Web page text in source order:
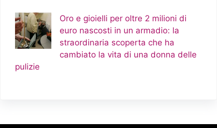
Oro e gioielli per oltre 2 milioni di
euro nascosti in un armadio: la
straordinaria scoperta che ha
cambiato la vita di una donna delle
pulizie